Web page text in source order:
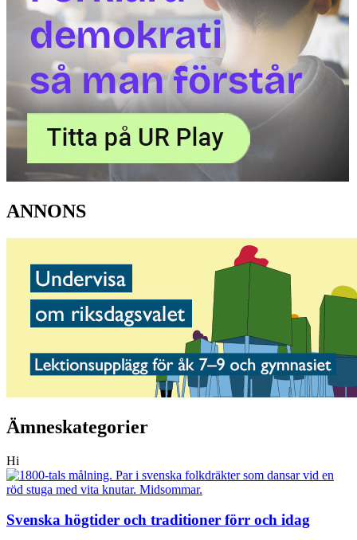
ANNONS
Ämneskategorier
Hi
Svenska högtider och traditioner förr och idag